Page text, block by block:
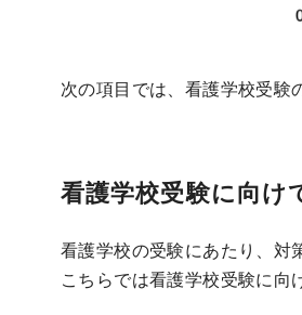
次の項目では、看護学校受験
看護学校受験に向け
看護学校の受験にあたり、対
こちらでは看護学校受験に向